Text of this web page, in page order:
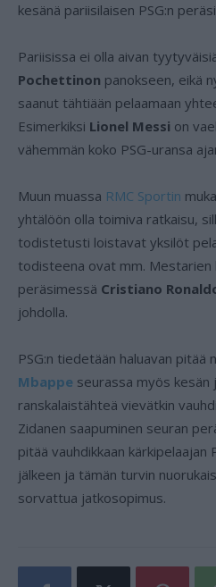
kesänä pariisilaisen PSG:n
Pariisissa ei olla aivan
Pochettinon panokseen, eikä
saanut tähtiään pelaamaan
Esimerkiksi Lionel Messi on
vähemmän koko PSG-uransa
Muun muassa RMC Sportin
yhtälöön olla toimiva ratkaisu,
todistetusti loistavat yksilöt
todisteena ovat mm. Mestarien
peräsimessä Cristiano
johdolla.
PSG:n tiedetään haluavan pitää
Mbappe seurassa myös kesän
ranskalaistähteä vievätkin
Zidanen saapuminen seuran
pitää vauhdikkaan kärkipelaajan
jälkeen ja tämän turvin
sorvattua jatkosopimus.